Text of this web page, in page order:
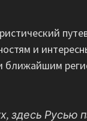
и
ближайшим
здесь Русью